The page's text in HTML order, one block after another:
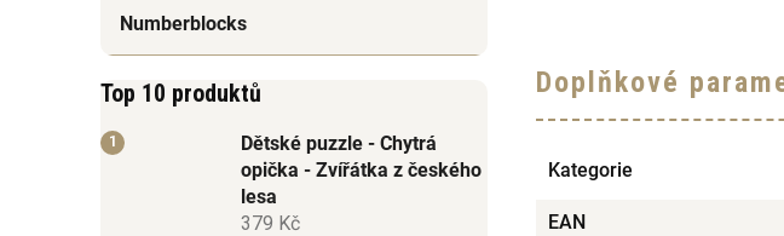
Numberblocks
Top 10 produktů
Dětské puzzle - Chytrá
opička - Zvířátka z českého
lesa
379 Kč
Doplňkové
Kategorie
EAN